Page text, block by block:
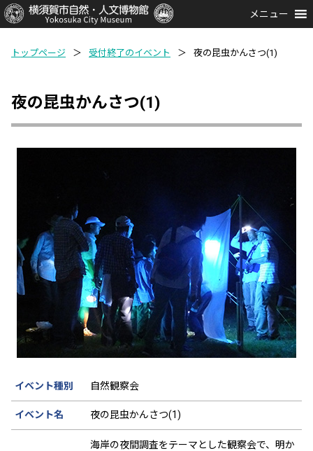
メニュー
トップページ ＞ 受付終了のイベント ＞ 夜の昆虫かんさつ(1)
夜の昆虫かんさつ(1)
イベント種別 自然観察会
イベント名 夜の昆虫かんさつ(1)
海岸の夜間調査をテーマとした観察会で、明か